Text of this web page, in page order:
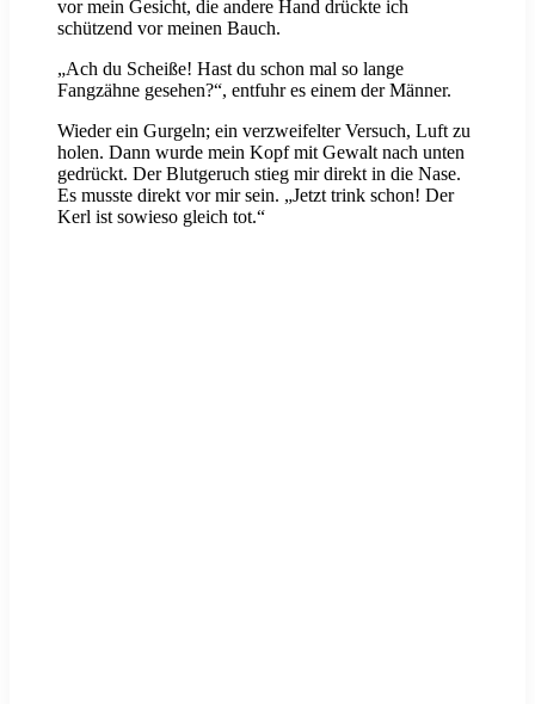
vor mein Gesicht, die andere Hand drückte ich
schützend vor meinen Bauch.
„Ach du Scheiße! Hast du schon mal so lange
Fangzähne gesehen?“, entfuhr es einem der Männer.
Wieder ein Gurgeln; ein verzweifelter Versuch, Luft zu
holen. Dann wurde mein Kopf mit Gewalt nach unten
gedrückt. Der Blutgeruch stieg mir direkt in die Nase.
Es musste direkt vor mir sein. „Jetzt trink schon! Der
Kerl ist sowieso gleich tot.“